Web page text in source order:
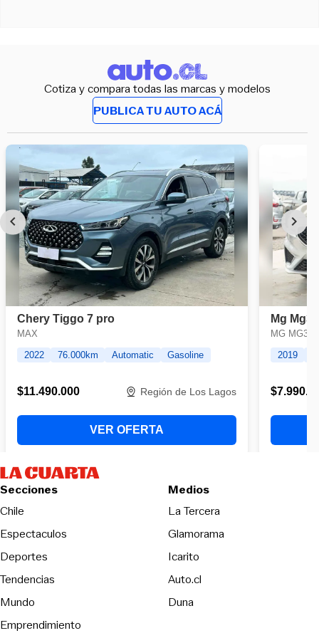
Cotiza y compara todas las marcas y modelos
PUBLICA TU AUTO ACÁ
Secciones
Chile
Espectaculos
Deportes
Tendencias
Mundo
Emprendimiento
Medios
La TerceraOpens in new
Glamorama
Icarito
Auto.cl
DunaOpens in new window